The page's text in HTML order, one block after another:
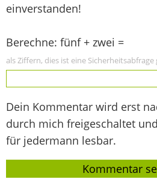
einverstanden!
Berechne: fünf + zwei =
als Ziffern, dies ist eine Sicherheitsabfrage
Dein Kommentar wird erst
durch mich freigeschaltet
für jedermann lesbar.